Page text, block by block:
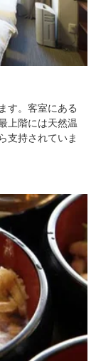
す。客室にある
上階には天然温
支持されていま